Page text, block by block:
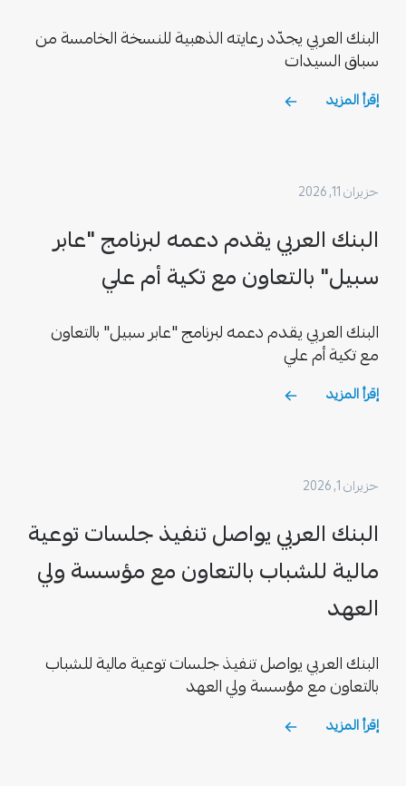
البنك العربي يجدّد رعايته الذهبية للنسخة الخامسة من
سباق السيدات
إقرأ المزيد
حزيران 11, 2026
البنك العربي يقدم دعمه لبرنامج "عابر
سبيل" بالتعاون مع تكية أم علي
البنك العربي يقدم دعمه لبرنامج "عابر سبيل" بالتعاون
مع تكية أم علي
إقرأ المزيد
حزيران 1, 2026
البنك العربي يواصل تنفيذ جلسات توعية
مالية للشباب بالتعاون مع مؤسسة ولي
العهد
البنك العربي يواصل تنفيذ جلسات توعية مالية للشباب
بالتعاون مع مؤسسة ولي العهد
إقرأ المزيد